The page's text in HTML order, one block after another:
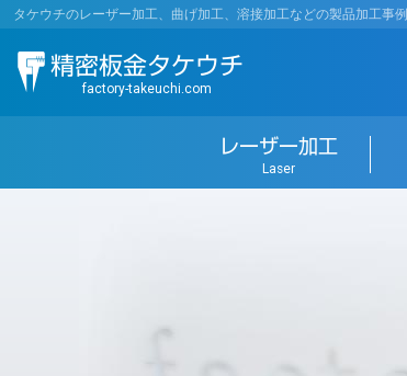
コ
ツ
タケウチのレーザー加工、曲げ加工、溶接加工などの製品加工事例
精密板金タケウチ
factory-takeuchi.com
レーザー加工
Laser